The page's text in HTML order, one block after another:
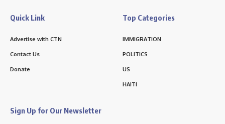
Quick Link
Advertise with CTN
Contact Us
Donate
Top Categories
IMMIGRATION
POLITICS
US
HAITI
Sign Up for Our Newsletter